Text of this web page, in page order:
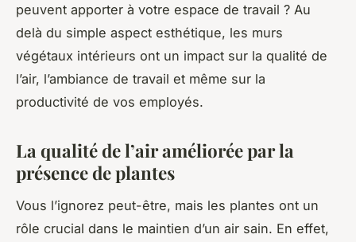
peuvent apporter à votre espace de travail ? Au
delà du simple aspect esthétique, les murs
végétaux intérieurs ont un impact sur la qualité de
l’air, l’ambiance de travail et même sur la
productivité de vos employés.
La qualité de l’air améliorée par la
présence de plantes
Vous l’ignorez peut-être, mais les plantes ont un
rôle crucial dans le maintien d’un air sain. En effet,